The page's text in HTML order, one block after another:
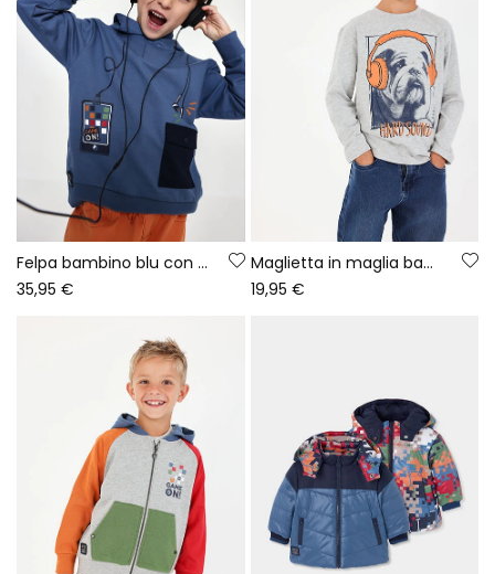
Felpa bambino blu con cappuccio stampa gaming
35,95 €
Maglietta in maglia bambino grigio vigoré con stampa cane
19,95 €